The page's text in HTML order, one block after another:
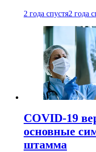
2 года спустя2 года
COVID-19
основные
штамма